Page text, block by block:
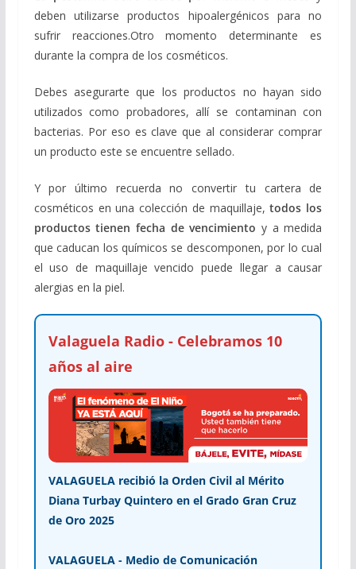
deben utilizarse productos hipoalergénicos para no
sufrir reacciones.Otro momento determinante es
durante la compra de los cosméticos.
Debes asegurarte que los productos no hayan sido
utilizados como probadores, allí se contaminan con
bacterias. Por eso es clave que al considerar comprar
un producto este se encuentre sellado.
Y por último recuerda no convertir tu cartera de
cosméticos en una colección de maquillaje,todos los
productos tienen fecha de vencimiento y a medida
que caducan los químicos se descomponen, por lo cual
el uso de maquillaje vencido puede llegar a causar
alergias en la piel.
Valaguela Radio - Celebramos 10
años al aire
VALAGUELA recibió la Orden Civil al Mérito
Diana Turbay Quintero en el Grado Gran Cruz
de Oro 2025
VALAGUELA - Medio de Comunicación